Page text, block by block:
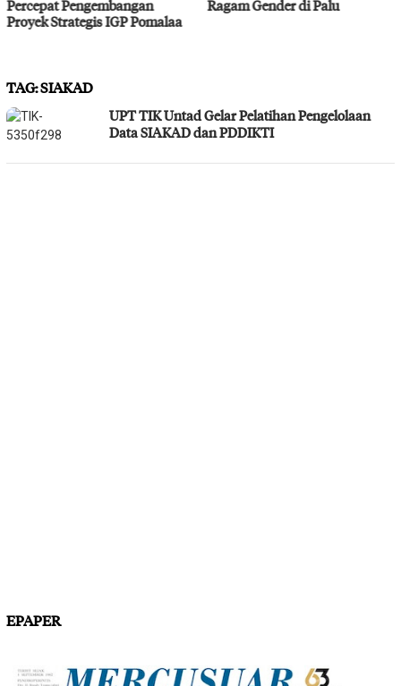
Ragam Gender di Palu
Bahodopi Hadapi Potensi
TAG:SIAKAD
UPT TIK Untad Gelar Pelatihan Pengelolaan
Data SIAKAD dan PDDIKTI
EPAPER